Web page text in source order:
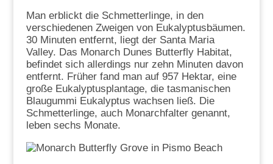
Man erblickt die Schmetterlinge, in den
verschiedenen Zweigen von Eukalyptusbäumen.
30 Minuten entfernt, liegt der Santa Maria
Valley. Das Monarch Dunes Butterfly Habitat,
befindet sich allerdings nur zehn Minuten davon
entfernt. Früher fand man auf 957 Hektar, eine
große Eukalyptusplantage, die tasmanischen
Blaugummi Eukalyptus wachsen ließ. Die
Schmetterlinge, auch Monarchfalter genannt,
leben sechs Monate.